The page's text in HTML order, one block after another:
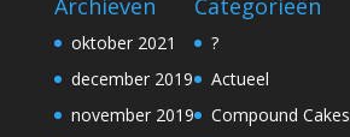
Archieven
oktober 2021
december 2019
november 2019
Categorieën
?
Actueel
Compound Cakes